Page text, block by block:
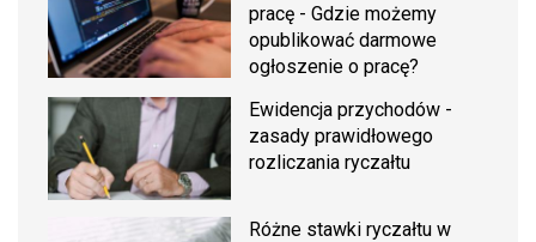
pracę - Gdzie możemy
opublikować darmowe
ogłoszenie o pracę?
Ewidencja przychodów -
zasady prawidłowego
rozliczania ryczałtu
Różne stawki ryczałtu w